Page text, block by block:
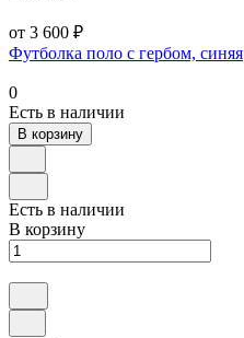
от 3 600 ₽
Футболка поло с гербом, синяя
0
Есть в наличии
В корзину
Есть в наличии
В корзину